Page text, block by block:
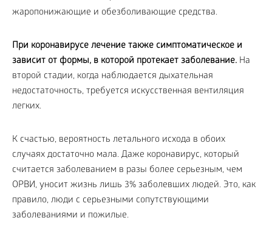
жаропонижающие и обезболивающие средства.
При коронавирусе лечение также симптоматическое и
зависит от формы, в которой протекает заболевание. На
второй стадии, когда наблюдается дыхательная
недостаточность, требуется искусственная вентиляция
легких.
К счастью, вероятность летального исхода в обоих
случаях достаточно мала. Даже коронавирус, который
считается заболеванием в разы более серьезным, чем
ОРВИ, уносит жизнь лишь 3% заболевших людей. Это, как
правило, люди с серьезными сопутствующими
заболеваниями и пожилые.